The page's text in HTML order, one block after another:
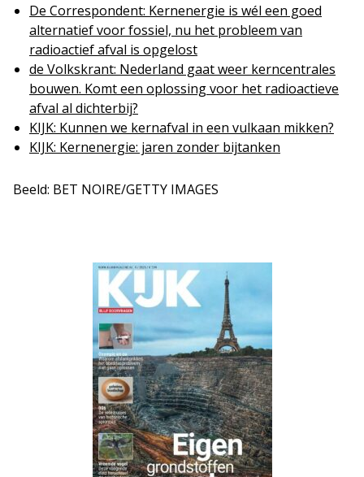
De Correspondent: Kernenergie is wél een goed
alternatief voor fossiel, nu het probleem van
radioactief afval is opgelost
de Volkskrant: Nederland gaat weer kerncentrales
bouwen. Komt een oplossing voor het radioactieve
afval al dichterbij?
KIJK: Kunnen we kernafval in een vulkaan mikken?
KIJK: Kernenergie: jaren zonder bijtanken
Beeld: BET NOIRE/GETTY IMAGES